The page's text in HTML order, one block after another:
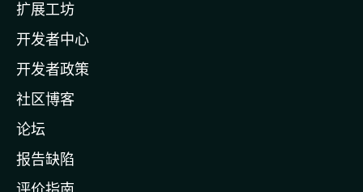
a
主
页
扩展工坊
开发者中心
开发者政策
社区博客
论坛
报告缺陷